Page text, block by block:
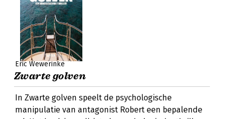
Eric Wewerinke
Zwarte golven
In Zwarte golven speelt de psychologische
manipulatie van antagonist Robert een bepalende